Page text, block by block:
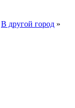
В другой город »